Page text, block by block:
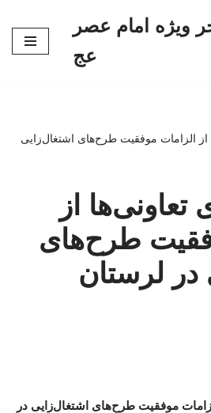
ویژه امام عصر
عج
از الزامات موفقیت طرح‌های اشتغال‌زایی
تعاونی‌ها از
طرح‌های
در لرستان
موفقیت طرح‌های اشتغال‌زایی در